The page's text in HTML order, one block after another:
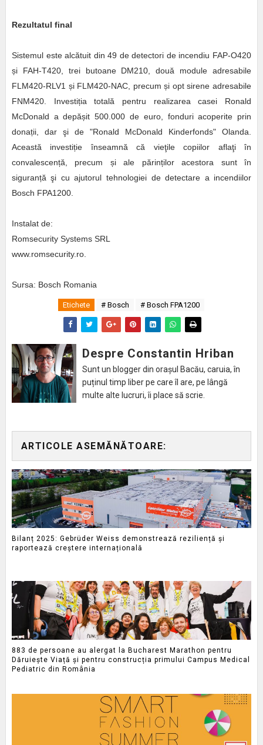
Rezultatul final
Sistemul este alcătuit din 49 de detectori de incendiu FAP-O420
și FAH-T420, trei butoane DM210, două module adresabile
FLM420-RLV1 și FLM420-NAC, precum și opt sirene adresabile
FNM420. Investiția totală pentru realizarea casei Ronald
McDonald a depășit 500.000 de euro, fonduri acoperite prin
donații, dar şi de "Ronald McDonald Kinderfonds" Olanda.
Această investiție înseamnă că vieţile copiilor aflaţi în
convalescență, precum și ale părinților acestora sunt în
siguranță şi cu ajutorul tehnologiei de detectare a incendiilor
Bosch FPA1200.
Instalat de:
Romsecurity Systems SRL
www.romsecurity.ro.
Sursa: Bosch Romania
Etichete # Bosch # Bosch FPA1200
Despre Constantin Hriban
Sunt un blogger din orașul Bacău, caruia, în
puținul timp liber pe care îl are, pe lângă
multe alte lucruri, îi place să scrie.
ARTICOLE ASEMĂNĂTOARE:
Bilanț 2025: Gebrüder Weiss demonstrează reziliență și
raportează creștere internațională
883 de persoane au alergat la Bucharest Marathon pentru
Dăruiește Viață și pentru construcția primului Campus Medical
Pediatric din România